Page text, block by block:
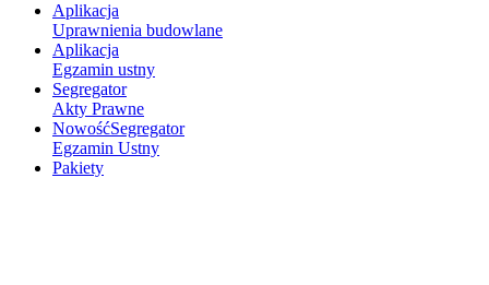
Aplikacja
Uprawnienia budowlane
Aplikacja
Egzamin ustny
Segregator
Akty Prawne
NowośćSegregator
Egzamin Ustny
Pakiety